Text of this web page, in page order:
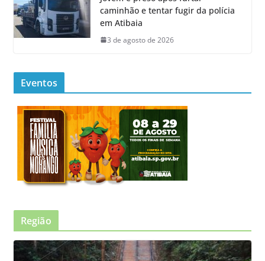
caminhão e tentar fugir da polícia
em Atibaia
3 de agosto de 2026
Eventos
Região